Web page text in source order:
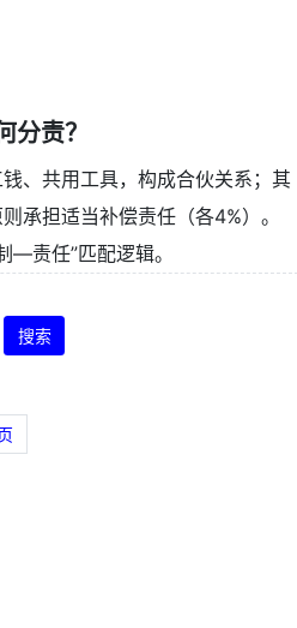
分责？
、共用工具，构成合伙关系；其
承担适当补偿责任（各4%）。
—责任”匹配逻辑。
搜索